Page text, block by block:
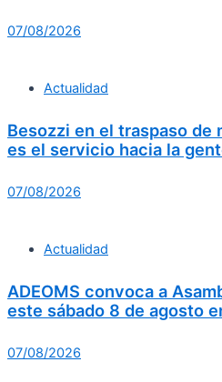
07/08/2026
Actualidad
Besozzi en el traspaso de
es el servicio hacia la
07/08/2026
Actualidad
ADEOMS convoca a
este sábado 8 de agosto
07/08/2026